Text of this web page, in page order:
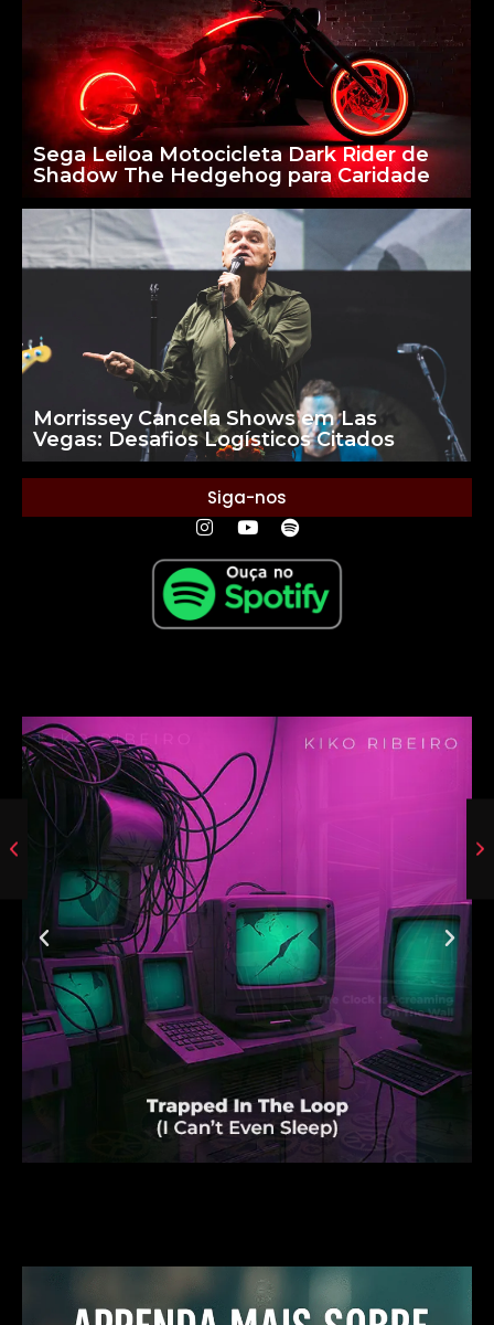
Sega Leiloa Motocicleta Dark Rider de
Shadow The Hedgehog para Caridade
Morrissey Cancela Shows em Las
Vegas: Desafios Logísticos Citados
Siga-nos